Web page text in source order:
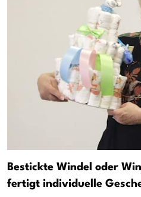
Bestickte Windel oder
fertigt individuelle